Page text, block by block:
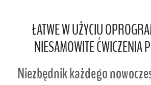
ŁATWE W UŻYCIU
NIESAMOWITE ĆWICZENIA
Niezbędnik każdego